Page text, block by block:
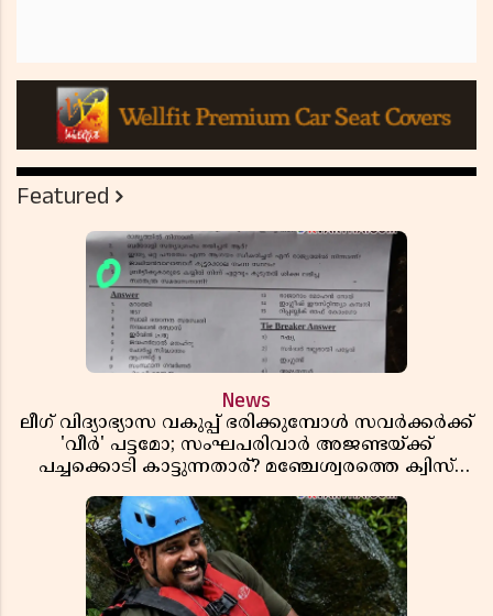
Featured
News
ലീഗ് വിദ്യാഭ്യാസ വകുപ്പ് ഭരിക്കുമ്പോൾ സവർക്കർക്ക്
'വീർ' പട്ടമോ; സംഘപരിവാർ അജണ്ടയ്ക്ക്
പച്ചക്കൊടി കാട്ടുന്നതാര്? മഞ്ചേശ്വരത്തെ ക്വിസ്